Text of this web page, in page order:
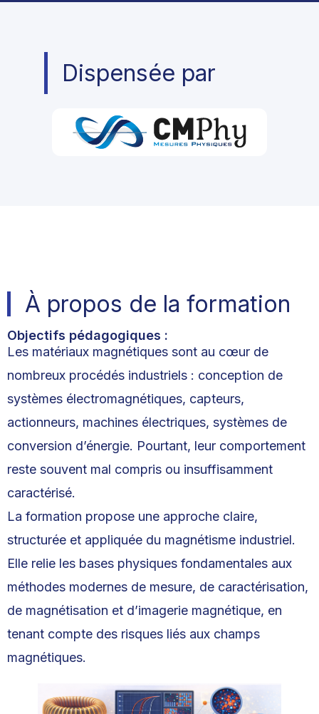
Dispensée par
À propos de la formation
Objectifs pédagogiques :
Les matériaux magnétiques sont au cœur de
nombreux procédés industriels : conception de
systèmes électromagnétiques, capteurs,
actionneurs, machines électriques, systèmes de
conversion d’énergie. Pourtant, leur comportement
reste souvent mal compris ou insuffisamment
caractérisé.
La formation propose une approche claire,
structurée et appliquée du magnétisme industriel.
Elle relie les bases physiques fondamentales aux
méthodes modernes de mesure, de caractérisation,
de magnétisation et d’imagerie magnétique, en
tenant compte des risques liés aux champs
magnétiques.